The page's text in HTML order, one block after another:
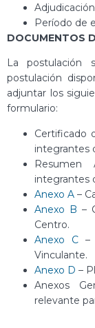
Período de
DOCUMENTOS
La postulación
postulación
adjuntar los
formulario:
Certificado
integrantes
integrantes
Anexo A –
Anexo B –
Centro.
Anexo C–
Vinculante.
Anexo D –
Anexos
relevante